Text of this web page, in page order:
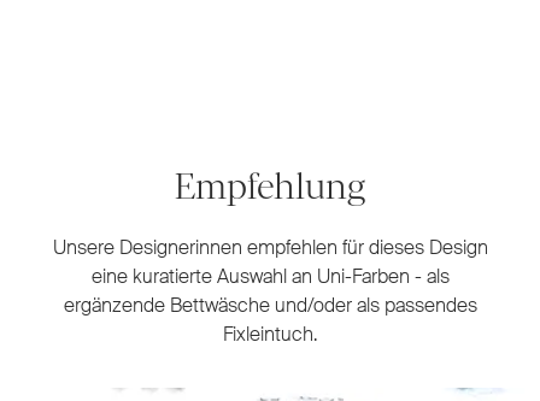
Empfehlung
Unsere Designerinnen empfehlen für dieses Design
eine kuratierte Auswahl an Uni-Farben - als
ergänzende Bettwäsche und/oder als passendes
Fixleintuch.